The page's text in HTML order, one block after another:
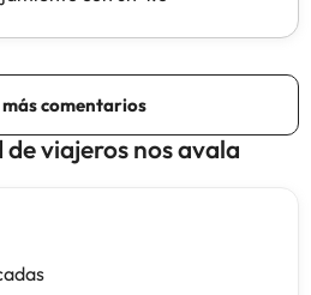
viajeros nos avala